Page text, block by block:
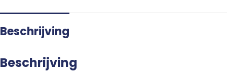
Beschrijving
Beschrijving